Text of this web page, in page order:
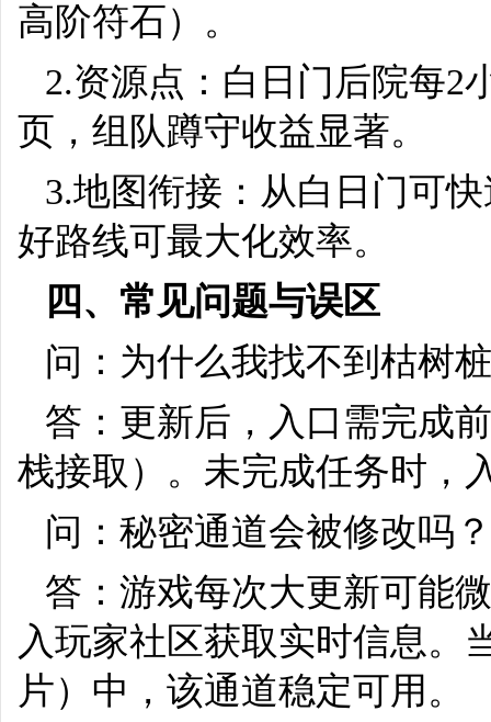
高阶符石）。
2.资源点：白日门后院每2
页，组队蹲守收益显著。
3.地图衔接：从白日门可
好路线可最大化效率。
四、常见问题与误区
问：为什么我找不到枯树
答：更新后，入口需完成
栈接取）。未完成任务时，
问：秘密通道会被修改吗？
答：游戏每次大更新可能
入玩家社区获取实时信息。
片）中，该通道稳定可用。